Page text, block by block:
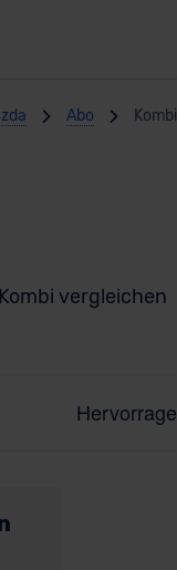
Abo Kombi
vergleichen